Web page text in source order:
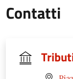
Contatti